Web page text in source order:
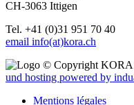
CH-3063 Ittigen
Tel. +41 (0)31 951 70 40
email info(at)kora.ch
© Copyright KORA
und hosting powered by
Mentions légales